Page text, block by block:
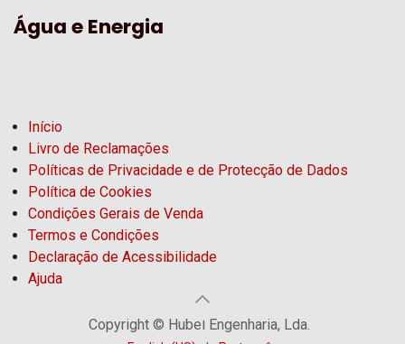
Água e Energia
Início
Livro de Reclamações
Políticas de Privacidade e de Protecção de Dados
Política de Cookies
Condições Gerais de Venda
Termos e Condições
Declaração de Acessibilidade
Ajuda
Copyright © Hubel Engenharia, Lda.